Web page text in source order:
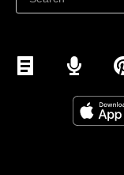
Eladás Instagramon